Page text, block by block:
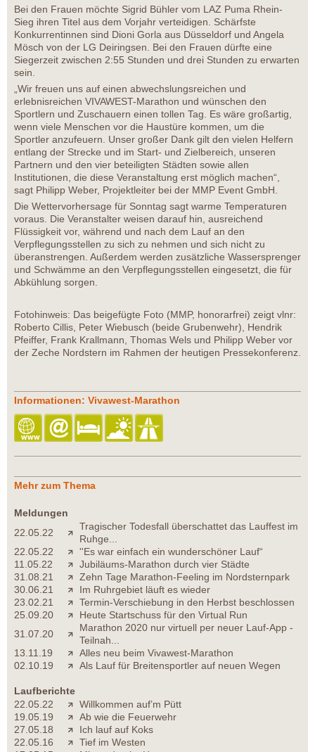
Bei den Frauen möchte Sigrid Bühler vom LAZ Puma Rhein-
Sieg ihren Titel aus dem Vorjahr verteidigen. Schärfste
Konkurrentinnen sind Dioni Gorla aus Düsseldorf und Angela
Mösch von der LG Deiringsen. Bei den Frauen dürfte eine
Siegerzeit zwischen 2:55 Stunden und drei Stunden zu erwarten
sein.
„Wir freuen uns auf einen abwechslungsreichen und
erlebnisreichen VIVAWEST-Marathon und wünschen den
Sportlern und Zuschauern einen tollen Tag. Es wäre großartig,
wenn viele Menschen vor die Haustüre kommen, um die
Sportler anzufeuern. Unser großer Dank gilt den vielen Helfern
entlang der Strecke und im Start- und Zielbereich, unseren
Partnern und den vier beteiligten Städten sowie allen
Institutionen, die diese Veranstaltung erst möglich machen“,
sagt Philipp Weber, Projektleiter bei der MMP Event GmbH.
Die Wettervorhersage für Sonntag sagt warme Temperaturen
voraus. Die Veranstalter weisen darauf hin, ausreichend
Flüssigkeit vor, während und nach dem Lauf an den
Verpflegungsstellen zu sich zu nehmen und sich nicht zu
überanstrengen. Außerdem werden zusätzliche Wassersprenger
und Schwämme an den Verpflegungsstellen eingesetzt, die für
Abkühlung sorgen.
Fotohinweis: Das beigefügte Foto (MMP, honorarfrei) zeigt vlnr:
Roberto Cillis, Peter Wiebusch (beide Grubenwehr), Hendrik
Pfeiffer, Frank Krallmann, Thomas Wels und Philipp Weber vor
der Zeche Nordstern im Rahmen der heutigen Pressekonferenz.
Informationen: Vivawest-Marathon
Mehr zum Thema
Meldungen
22.05.22
Tragischer Todesfall überschattet das Lauffest im
Ruhge...
22.05.22
''Es war einfach ein wunderschöner Lauf“
11.05.22
Jubiläums-Marathon durch vier Städte
31.08.21
Zehn Tage Marathon-Feeling im Nordsternpark
30.06.21
Im Ruhrgebiet läuft es wieder
23.02.21
Termin-Verschiebung in den Herbst beschlossen
25.09.20
Heute Startschuss für den Virtual Run
31.07.20
Marathon 2020 nur virtuell per neuer Lauf-App -
Teilnah...
13.11.19
Alles neu beim Vivawest-Marathon
02.10.19
Als Lauf für Breitensportler auf neuen Wegen
Laufberichte
22.05.22
Willkommen auf’m Pütt
19.05.19
Ab wie die Feuerwehr
27.05.18
Ich lauf auf Koks
22.05.16
Tief im Westen